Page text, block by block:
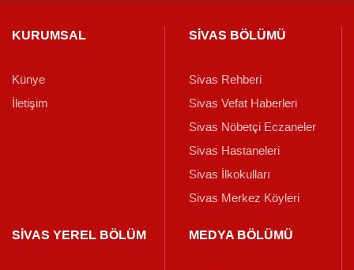
KURUMSAL
Künye
İletişim
SİVAS BÖLÜMÜ
Sivas Rehberi
Sivas Vefat Haberleri
Sivas Nöbetçi Eczaneler
Sivas Hastaneleri
Sivas İlkokulları
Sivas Merkez Köyleri
SİVAS YEREL BÖLÜM MEDYA BÖLÜMÜ